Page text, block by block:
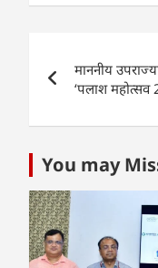
s
p
p
e
o
o
k
माननीय
‘पलाश महोत्सव
You may